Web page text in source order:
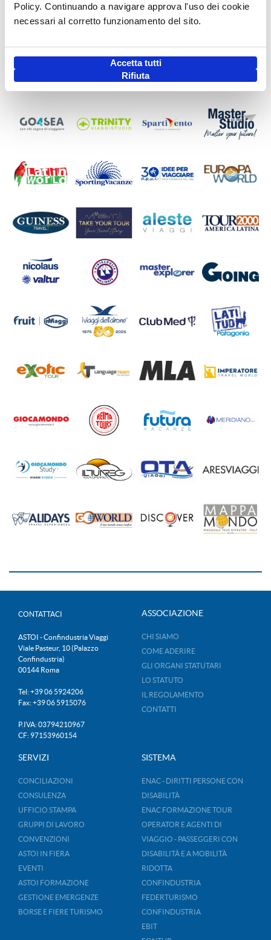
Policy. Continuando a navigare approva l'uso dei cookie
necessari al corretto funzionamento del sito.
Accetta tutti
Rifiuta
CONTATTACI
ASTOI - Confindustria Viaggi
Viale Pasteur, 10 (Palazzo
Confindustria)
00144 Roma
Tel: +39 06 5924206
Fax: +39 06 5915076
P.IVA: 03794210967
CF: 97153960154
ASSOCIAZIONE
CHI SIAMO
COME ADERIRE
GLI ORGANI STATUTARI
LO STATUTO
IL REGOLAMENTO
CONTATTI
SERVIZI
CONCILIAZIONI
CONSULENZA
UFFICIO STAMPA
GRUPPI DI LAVORO
CONVENZIONI
ASTOI IN FIERA
EVENTI
ASTOI FORMAZIONE
GESTIONE EMERGENZE
BORSE E FIERE TURISMO
SISTEMA
ENAC - DIRITTI PERSONE CON
DISABILITÀ
ENAC FORMAZIONE TOUR
OPERATOR E AGENTI DI
VIAGGIO - PASSEGGERI CON
DISABILITÀ E A MOBILITÀ
RIDOTTA
CONFINDUSTRIA
FEDERTURISMO
CONFINDUSTRIA
EBIT